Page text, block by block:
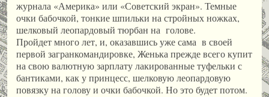
журнала «Америка» или «Советский экран». Темные
очки бабочкой, тонкие шпильки на стройных ножках,
шелковый леопардовый тюрбан на голове.
Пройдет много лет, и, оказавшись уже сама в своей
первой загранкомандировке, Женька прежде всего купит
на свою валютную зарплату лакированные туфельки с
бантиками, как у принцесс, шелковую леопардовую
повязку на голову и очки бабочкой. Но это будет потом.